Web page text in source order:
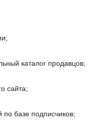
каталог продавцов;
сайта;
базе подписчиков;